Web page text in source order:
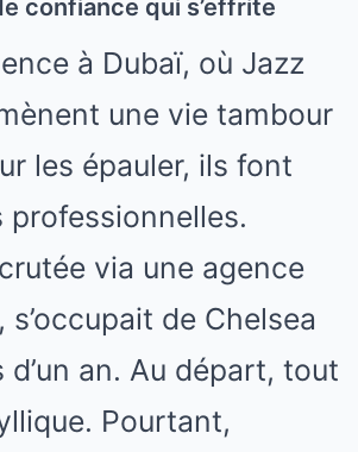
confiance qui s’effrite
à Dubaï, où Jazz
une vie tambour
les épauler, ils font
professionnelles.
via une agence
s’occupait de Chelsea
d’un an. Au départ, tout
Pourtant,